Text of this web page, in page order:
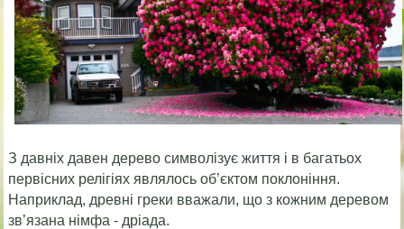
З давніх давен дерево символізує життя і в багатьох
первісних релігіях являлось об’єктом поклоніння.
Наприклад, древні греки вважали, що з кожним деревом
зв’язана німфа - дріада.